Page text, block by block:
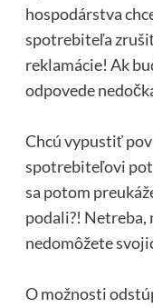
hospodárstva
spotrebiteľa
reklamácie! Ak
odpovede
Chcú vypustiť
spotrebiteľovi
sa potom
podali?! Netreba,
nedomôžete
O možnosti